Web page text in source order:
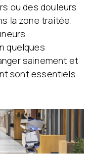
ou des douleurs
la zone traitée.
quelques
sainement et
sont essentiels